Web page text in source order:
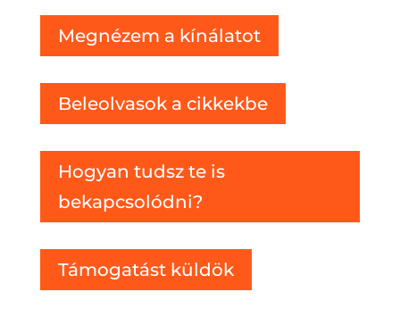
Megnézem a kínálatot
Beleolvasok a cikkekbe
Hogyan tudsz te is
bekapcsolódni?
Támogatást küldök